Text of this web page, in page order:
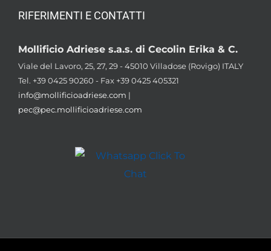
RIFERIMENTI E CONTATTI
Mollificio Adriese s.a.s. di Cecolin Erika & C.
Viale del Lavoro, 25, 27, 29 - 45010 Villadose (Rovigo) ITALY
Tel. +39 0425 90260 - Fax +39 0425 405321
info@mollificioadriese.com |
pec@pec.mollificioadriese.com